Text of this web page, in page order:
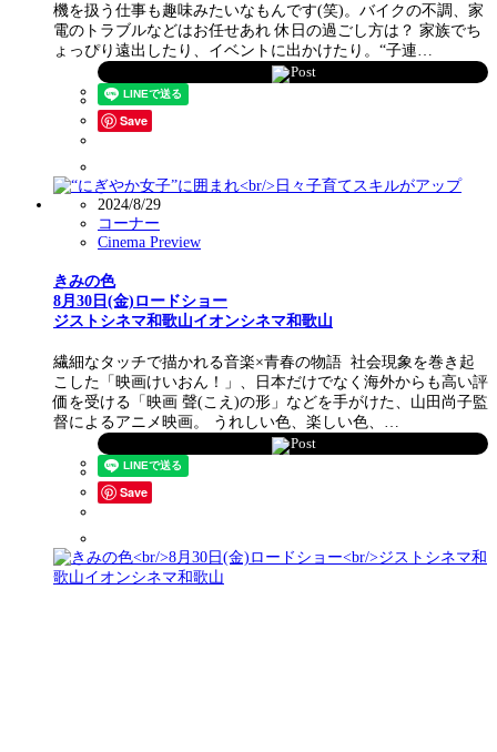
機を扱う仕事も趣味みたいなもんです(笑)。バイクの不調、家
電のトラブルなどはお任せあれ 休日の過ごし方は？ 家族でち
ょっぴり遠出したり、イベントに出かけたり。“子連…
Post
Save
2024/8/29
コーナー
Cinema Preview
きみの色
8月30日(金)ロードショー
ジストシネマ和歌山イオンシネマ和歌山
繊細なタッチで描かれる音楽×青春の物語 社会現象を巻き起
こした「映画けいおん！」、日本だけでなく海外からも高い評
価を受ける「映画 聲(こえ)の形」などを手がけた、山田尚子監
督によるアニメ映画。 うれしい色、楽しい色、…
Post
Save